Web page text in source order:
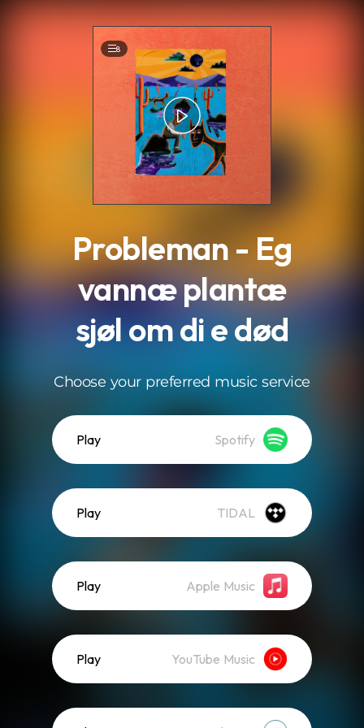
8
Probleman - Eg
vannæ plantæ
sjøl om di e død
Choose your preferred music service
Play Spotify
Play TIDAL
Play Apple Music
Play YouTube Music